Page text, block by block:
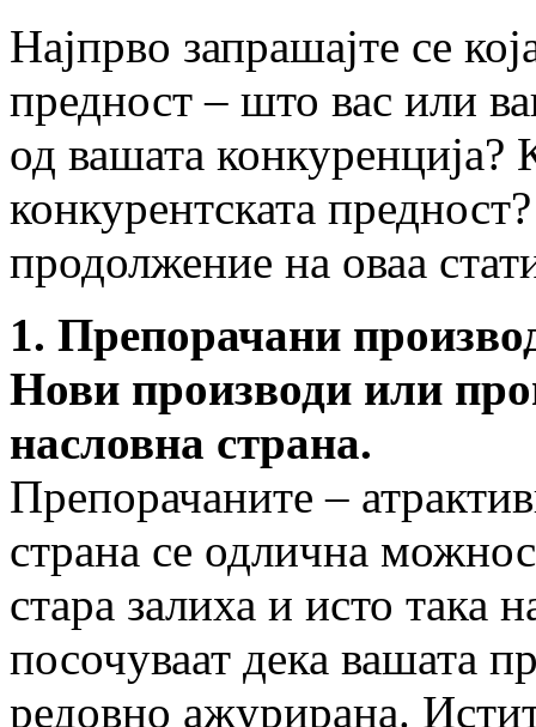
Најпрво запрашајте се
предност – што вас или
од вашата конкуренција?
конкурентската
продолжение на оваа
1. Препорачани
Нови производи или
насловна страна.
Препорачаните –
страна се одлична
стара залиха и исто така
посочуваат дека вашата
редовно ажурирана.